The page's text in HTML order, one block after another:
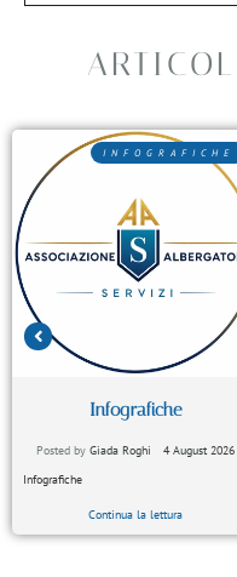
INFOGRAFICHE
Infografiche
Posted by Giada Roghi
4 August 2026
Infografiche
Continua la lettura